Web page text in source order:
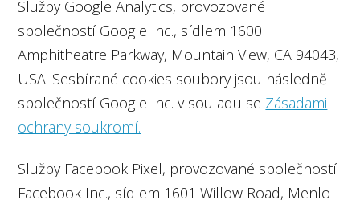
Služby Google Analytics, provozované
společností Google Inc., sídlem 1600
Amphitheatre Parkway, Mountain View, CA 94043,
USA. Sesbírané cookies soubory jsou následně
společností Google Inc. v souladu se Zásadami
ochrany soukromí.
Služby Facebook Pixel, provozované společností
Facebook Inc., sídlem 1601 Willow Road, Menlo